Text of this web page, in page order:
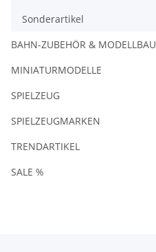
Sonderartikel
BAHN-ZUBEHÖR & MODELLBAU
MINIATURMODELLE
SPIELZEUG
SPIELZEUGMARKEN
TRENDARTIKEL
SALE %